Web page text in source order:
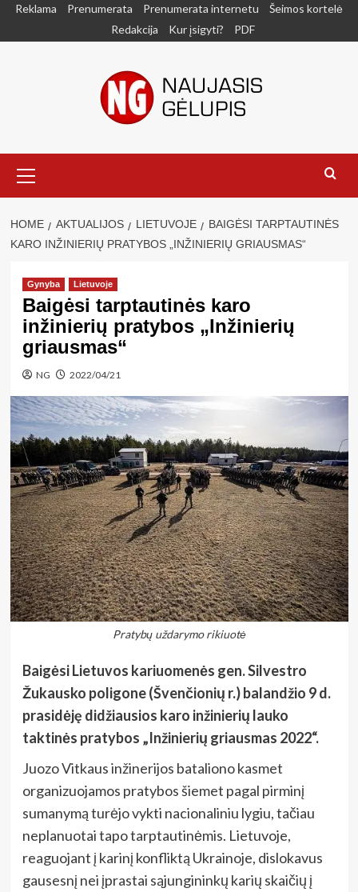
SkipReklama Prenumerata Prenumerata internetu
Šeimos kortelė
Redakcija
Kur įsigyti? PDF
Menu
HOME AKTUALIJOS LIETUVOJE
BAIGĖSI TARPTAUTINĖS
KARO INŽINIERIŲ PRATYBOS „INŽINIERIŲ GRIAUSMAS“
Gynyba Lietuvoje
Baigėsi tarptautinės karo
inžinierių pratybos „Inžinierių
griausmas“
NG 2022/04/21
Pratybų uždarymo rikiuotė
Baigėsi Lietuvos kariuomenės gen. Silvestro
Žukausko poligone (Švenčionių r.) balandžio 9 d.
prasidėję didžiausios karo inžinierių lauko
taktinės pratybos „Inžinierių griausmas 2022“.
Juozo Vitkaus inžinerijos bataliono kasmet
organizuojamos pratybos šiemet pagal pirminį
sumanymą turėjo vykti nacionaliniu lygiu, tačiau
neplanuotai tapo tarptautinėmis. Lietuvoje,
reaguojant į karinį konfliktą Ukrainoje, dislokavus
gausesnį nei įprastai sąjungininkų karių skaičių į